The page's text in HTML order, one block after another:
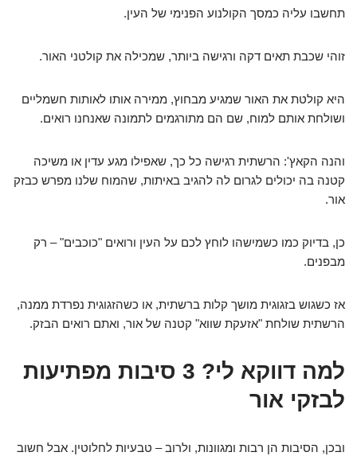
תחשבו עליה כמסך הקולנוע הפנימי של העין.
זוהי שכבת תאים דקה ורגישה ביותר, שמכילה את קולטני האור.
היא קולטת את האור שמגיע מבחוץ, ממירה אותו לאותות חשמליים
ושולחת אותם למוח, שם הם מתורגמים לתמונה שאנחנו רואים.
והנה הקאץ': הרשתית רגישה כל כך, שאפילו מגע עדין או משיכה
קטנה בה יכולים לגרום לה להגיב באיתות, שהמוח שלנו מפרש כבזק
אור.
כן, בדיוק כמו כשמישהו לוחץ לכם על העין ורואים "כוכבים" – רק
מבפנים.
אז כשגוש בזגוגית מושך קלות ברשתית, או כשהזגוגית נפרדת ממנה,
הרשתית שולחת "אזעקת שווא" קטנה של אור, ואתם רואים הבזק.
למה דווקא לי? 3 סיבות מפתיעות
לבזקי אור
ובכן, הסיבות הן רבות ומגוונות, ולרוב – טבעיות לחלוטין. אבל חשוב